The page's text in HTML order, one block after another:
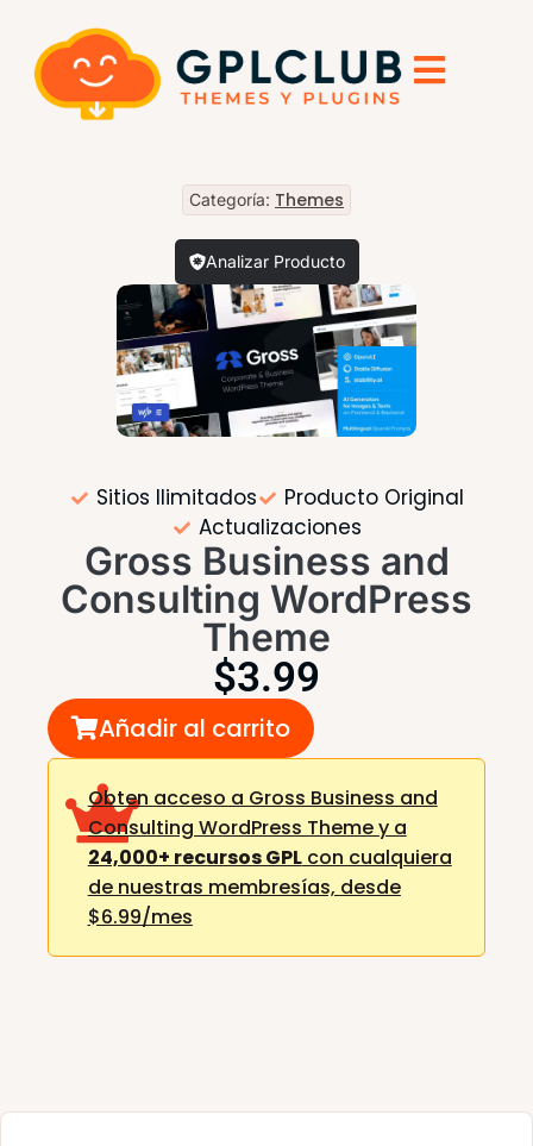
Categoría: Themes
Analizar Producto
Sitios Ilimitados
Producto Original
Actualizaciones
Gross Business and
Consulting WordPress
Theme
$3.99
Añadir al carrito
Obten acceso a Gross Business and
Consulting WordPress Theme y a
24,000+ recursos GPLcon cualquiera
de nuestras membresías, desde
$6.99/mes